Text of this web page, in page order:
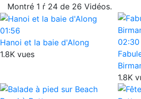
Montré 1 ŕ 24 de 26 Vidéos.
01:56
Hanoi et la baie d'Along
1.8K vues
02:30
1.8K